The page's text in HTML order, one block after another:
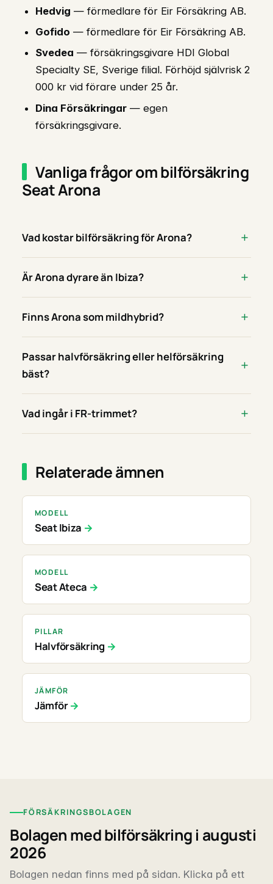
Hedvig — förmedlare för Eir Försäkring AB.
Gofido — förmedlare för Eir Försäkring AB.
Svedea — försäkringsgivare HDI Global
Specialty SE, Sverige filial. Förhöjd självrisk 2
000 kr vid förare under 25 år.
Dina Försäkringar — egen
försäkringsgivare.
Vanliga frågor om bilförsäkring
Seat Arona
Vad kostar bilförsäkring för Arona?
Är Arona dyrare än Ibiza?
Finns Arona som mildhybrid?
Passar halvförsäkring eller helförsäkring
bäst?
Vad ingår i FR-trimmet?
Relaterade ämnen
MODELL
Seat Ibiza
MODELL
Seat Ateca
PILLAR
Halvförsäkring
JÄMFÖR
Jämför
FÖRSÄKRINGSBOLAGEN
Bolagen med bilförsäkring i augusti
2026
Bolagen nedan finns med på sidan. Klicka på ett